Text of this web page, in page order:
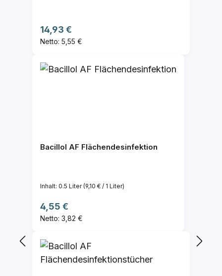
Regulärer Preis:
14,93 €
Netto: 5,55 €
Bacillol AF Flächendesinfektion
Inhalt: 0.5 Liter(9,10 € / 1 Liter)
Regulärer Preis:
4,55 €
Netto: 3,82 €